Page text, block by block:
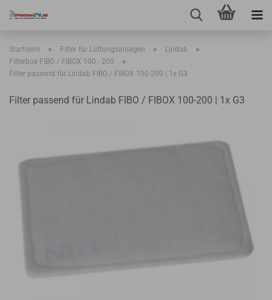
Startseite » Filter für Lüftungsanlagen » Lindab »
Filterbox FIBO / FIBOX 100 - 200 »
Filter passend für Lindab FIBO / FIBOX 100-200 | 1x G3
Filter passend für Lindab FIBO / FIBOX 100-200 | 1x G3